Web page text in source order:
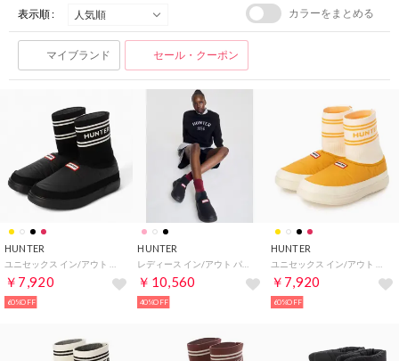
表示順 : カラーをまとめる
マイブランド セール・クーポン
HUNTER
￥7,920
60%OFF
HUNTER
￥10,560
40%OFF
HUNTER
￥7,920
60%OFF